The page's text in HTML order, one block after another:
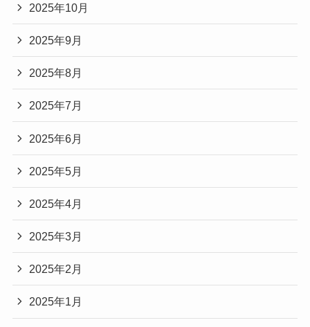
2025年10月
2025年9月
2025年8月
2025年7月
2025年6月
2025年5月
2025年4月
2025年3月
2025年2月
2025年1月